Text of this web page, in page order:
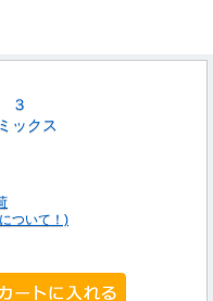
３
ックス
ついて！)